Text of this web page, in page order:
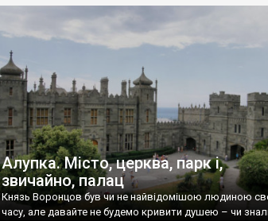
Алупка. Місто, церква, парк і,
звичайно, палац
Князь Воронцов був чи не найвідомішою людиною
часу, але давайте не будемо кривити душею – чи